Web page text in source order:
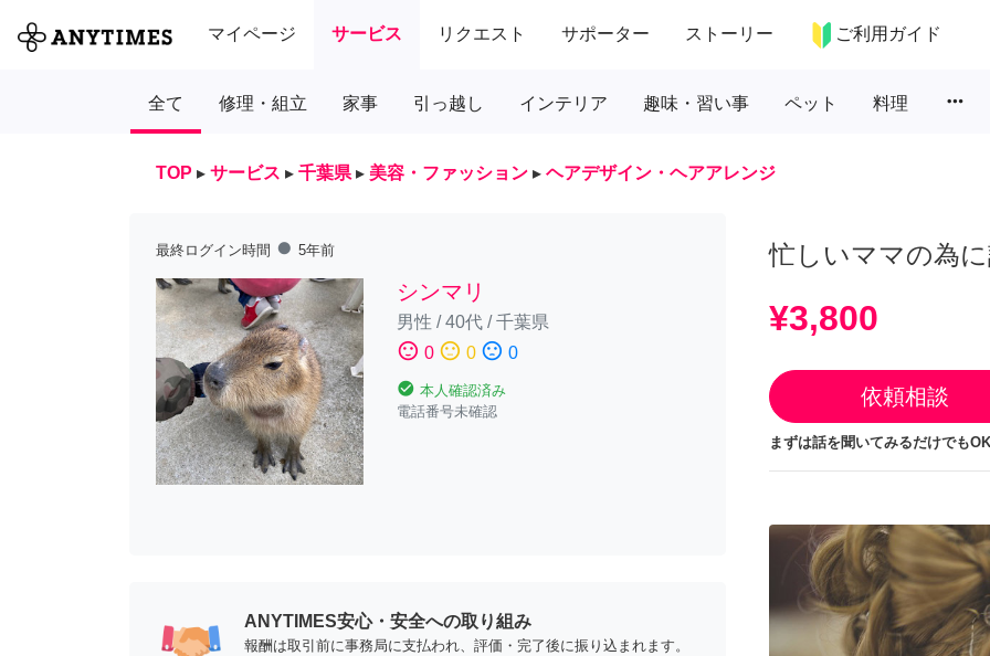
マイページ サービス リクエスト サポーター ストーリー ご利用ガイド
全て 修理・組立 家事 引っ越し インテリア 趣味・習い事 ペット 料理 more_horiz
TOP ▸ サービス ▸ 千葉県 ▸ 美容・ファッション ▸ ヘアデザイン・ヘアアレンジ
最終ログイン時間 fiber_manual_record 5年前
シンマリ
男性 /40代/千葉県
sentiment_satisfied 0 sentiment_neutral 0 sentiment_dissatisfied 0
check_circle 本人確認済み
電話番号未確認
ANYTIMES安心・安全への取り組み
報酬は取引前に事務局に支払われ、評価・完了後に振り込まれます。
忙しいママの為
¥3,800
依頼相談
まずは話を聞いてみるだけでも